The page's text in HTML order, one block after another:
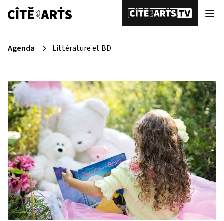
Agenda Littérature et BD